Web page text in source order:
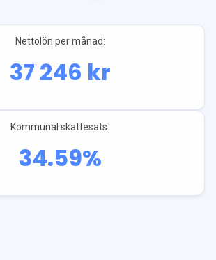
Nettolön per månad:
37 246 kr
Kommunal skattesats:
34.59%